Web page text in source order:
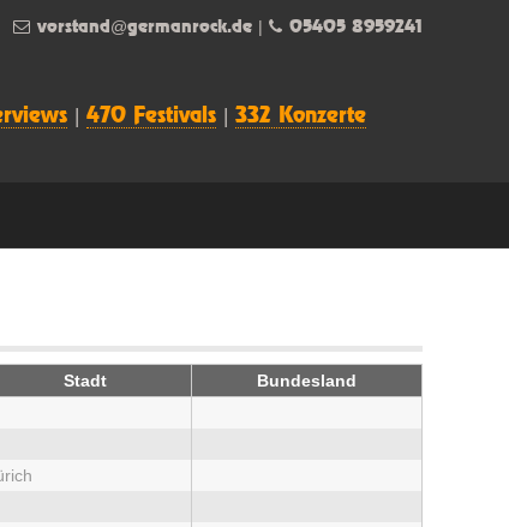
470 Festivals 332 Konzerte
vorstand@germanrock.de 05405 8959241
Stadt
Bundesland